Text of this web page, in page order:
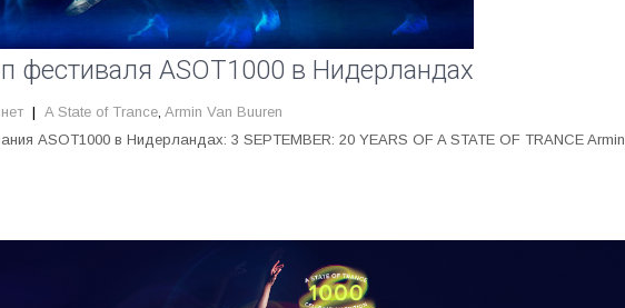
фестиваля ASOT1000 в Нидерландах
| A State of Trance Armin Van Buuren
ASOT1000 в Нидерландах: 3 SEPTEMBER: 20 YEARS OF A STATE OF TRANCE Armin